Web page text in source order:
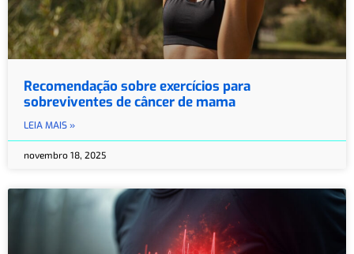
Recomendação sobre exercícios para
sobreviventes de câncer de mama
LEIA MAIS »
novembro 18, 2025